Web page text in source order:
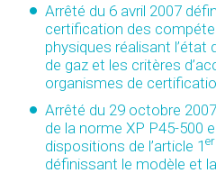
Arrêté du 6 avril 2007
certification des
physiques réalisant l’état
de gaz et les critères
organismes de
Arrêté du 29 octobre
de la norme XP P45-500
dispositions de l’article 1 er
définissant le modèle et